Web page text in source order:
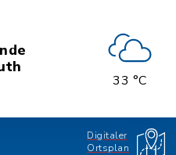
33 °C
Digitaler
Ortsplan